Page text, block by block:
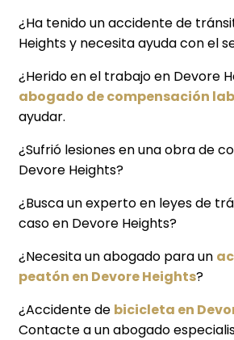
¿Ha tenido un accidente de
Heights y necesita ayuda con el
¿Herido en el trabajo en Devore
abogado de compensación
ayudar.
¿Sufrió lesiones en una obra de
Devore Heights?
¿Busca un experto en leyes de
caso en Devore Heights?
¿Necesita un abogado para un
peatón en Devore Heights?
¿Accidente de bicicleta en
Contacte a un abogado